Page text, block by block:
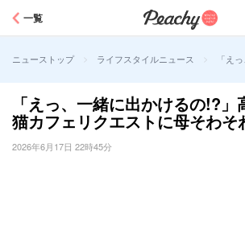
一覧
ニューストップ > ライフスタイルニュース > 「え
「えっ、一緒に出かけるの!?
猫カフェリクエストに母そわそ
2026年6月17日 22時45分